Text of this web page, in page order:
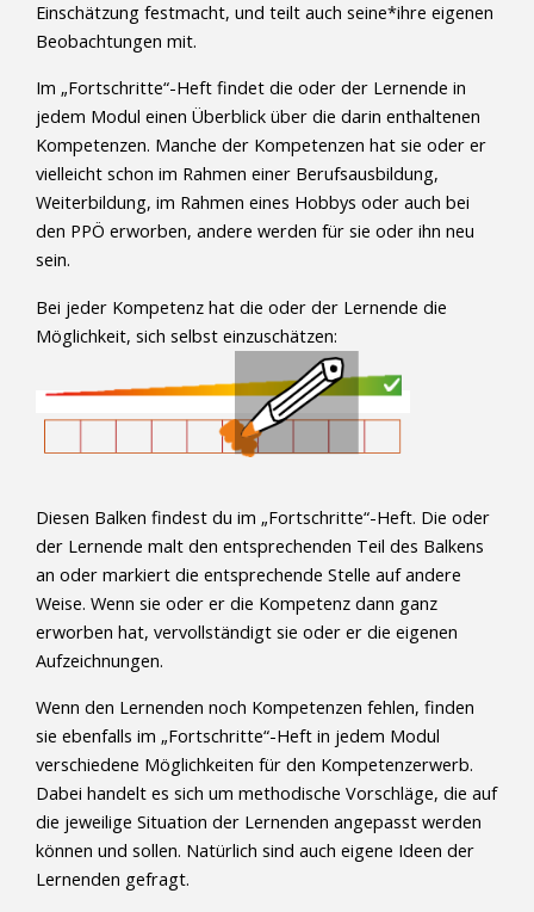
Einschätzung festmacht, und teilt auch seine*ihre eigenen
Beobachtungen mit.
Im „Fortschritte“-Heft findet die oder der Lernende in
jedem Modul einen Überblick über die darin enthaltenen
Kompetenzen. Manche der Kompetenzen hat sie oder er
vielleicht schon im Rahmen einer Berufsausbildung,
Weiterbildung, im Rahmen eines Hobbys oder auch bei
den PPÖ erworben, andere werden für sie oder ihn neu
sein.
Bei jeder Kompetenz hat die oder der Lernende die
Möglichkeit, sich selbst einzuschätzen:
Diesen Balken findest du im „Fortschritte“-Heft. Die oder
der Lernende malt den entsprechenden Teil des Balkens
an oder markiert die entsprechende Stelle auf andere
Weise. Wenn sie oder er die Kompetenz dann ganz
erworben hat, vervollständigt sie oder er die eigenen
Aufzeichnungen.
Wenn den Lernenden noch Kompetenzen fehlen, finden
sie ebenfalls im „Fortschritte“-Heft in jedem Modul
verschiedene Möglichkeiten für den Kompetenzerwerb.
Dabei handelt es sich um methodische Vorschläge, die auf
die jeweilige Situation der Lernenden angepasst werden
können und sollen. Natürlich sind auch eigene Ideen der
Lernenden gefragt.